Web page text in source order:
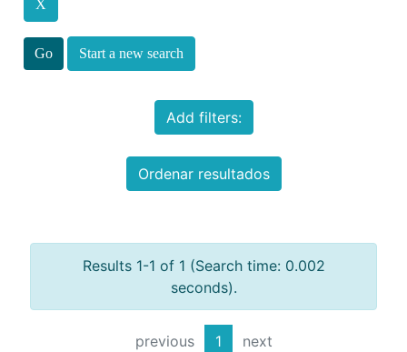
Start a new search
Add filters:
Ordenar resultados
Results 1-1 of 1 (Search time: 0.002
seconds).
previous 1 next